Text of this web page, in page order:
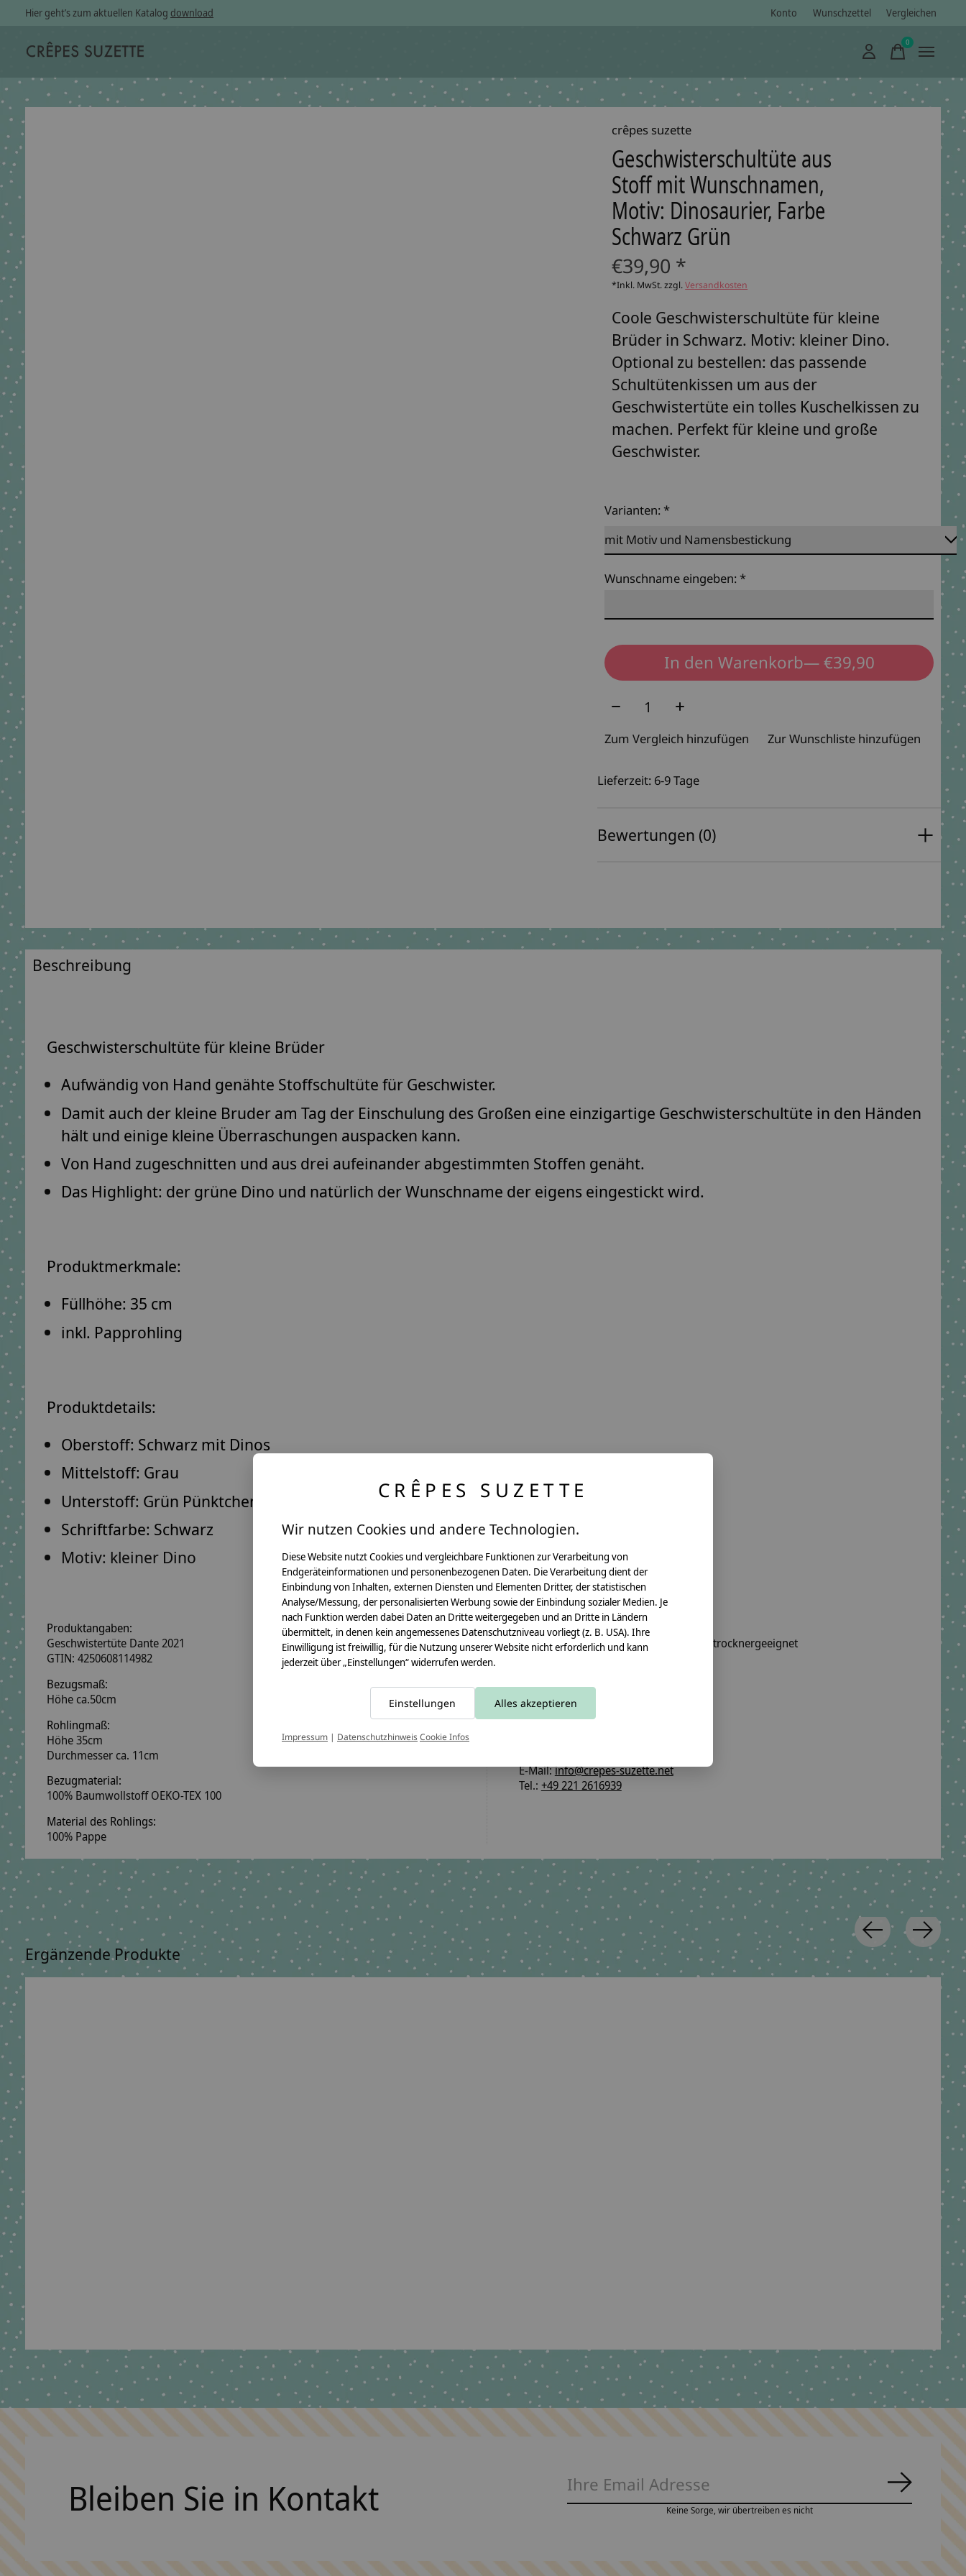
Hier geht’s zum aktuellen Katalog download Konto Wunschzettel Vergleichen
0items
crêpes suzette
Geschwisterschultüte aus
Stoff mit Wunschnamen,
Motiv: Dinosaurier, Farbe
Schwarz Grün
€39,90 *
*Inkl. MwSt. zzgl.Versandkosten
Coole Geschwisterschultüte für kleine
Brüder in Schwarz. Motiv: kleiner Dino.
Optional zu bestellen: das passende
Schultütenkissen um aus der
Geschwistertüte ein tolles Kuschelkissen zu
machen. Perfekt für kleine und große
Geschwister.
Varianten:*
Wunschname eingeben:*
In den Warenkorb
— €39,90
Menge:
Zum Vergleich hinzufügen Zur Wunschliste hinzufügen
Lieferzeit: 6-9 Tage
Bewertungen (0)
Beschreibung
Geschwisterschultüte für kleine Brüder
Aufwändig von Hand genähte Stoffschultüte für Geschwister.
Damit auch der kleine Bruder am Tag der Einschulung des Großen eine einzigartige Geschwisterschultüte in den Händen
hält und einige kleine Überraschungen auspacken kann.
Von Hand zugeschnitten und aus drei aufeinander abgestimmten Stoffen genäht.
Das Highlight: der grüne Dino und natürlich der Wunschname der eigens eingestickt wird.
Produktmerkmale:
Füllhöhe: 35 cm
inkl. Papprohling
Produktdetails:
Oberstoff: Schwarz mit Dinos
Mittelstoff: Grau
Unterstoff: Grün Pünktchen
Schriftfarbe: Schwarz
Motiv: kleiner Dino
Produktangaben:
Geschwistertüte Dante 2021
GTIN: 4250608114982
Bezugsmaß:
Höhe ca.50cm
Rohlingmaß:
Höhe 35cm
Durchmesser ca. 11cm
Bezugmaterial:
100% Baumwollstoff OEKO-TEX 100
Material des Rohlings:
100% Pappe
Pflegehinweis:
Waschbar bei 30°C Schonwäsche, nicht trocknergeeignet
Der Papprohling ist nicht waschbar.
Angaben zum Hersteller:
E-Mail:info@crepes-suzette.net
Tel.: +49 221 2616939
Ergänzende Produkte
Bleiben Sie in Kontakt Keine Sorge, wir übertreiben es nicht
CRÊPES SUZETTE
Wir nutzen Cookies und andere Technologien.
Diese Website nutzt Cookies und vergleichbare Funktionen zur Verarbeitung von
Endgeräteinformationen und personenbezogenen Daten. Die Verarbeitung dient der
Einbindung von Inhalten, externen Diensten und Elementen Dritter, der statistischen
Analyse/Messung, der personalisierten Werbung sowie der Einbindung sozialer Medien. Je
nach Funktion werden dabei Daten an Dritte weitergegeben und an Dritte in Ländern
übermittelt, in denen kein angemessenes Datenschutzniveau vorliegt (z. B. USA). Ihre
Einwilligung ist freiwillig, für die Nutzung unserer Website nicht erforderlich und kann
jederzeit über „Einstellungen“ widerrufen werden.
Einstellungen Alles akzeptieren
Impressum | DatenschutzhinweisCookie Infos